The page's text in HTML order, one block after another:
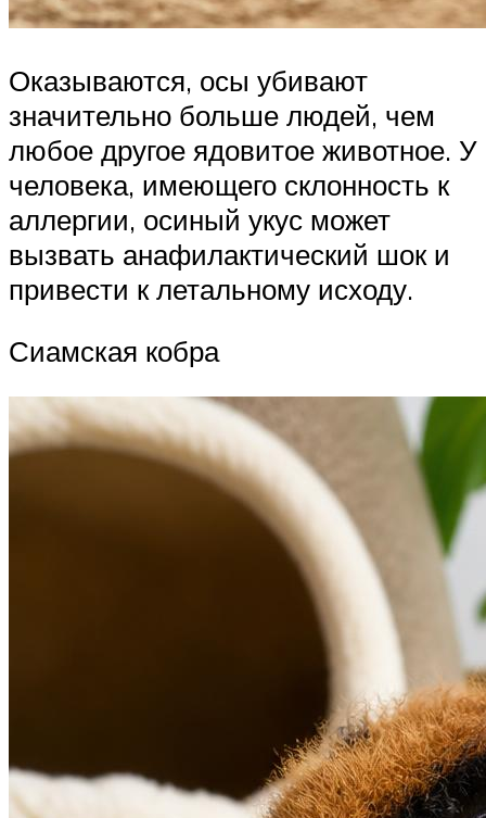
Оказываются, осы убивают
значительно больше людей, чем
любое другое ядовитое животное. У
человека, имеющего склонность к
аллергии, осиный укус может
вызвать анафилактический шок и
привести к летальному исходу.
Сиамская кобра